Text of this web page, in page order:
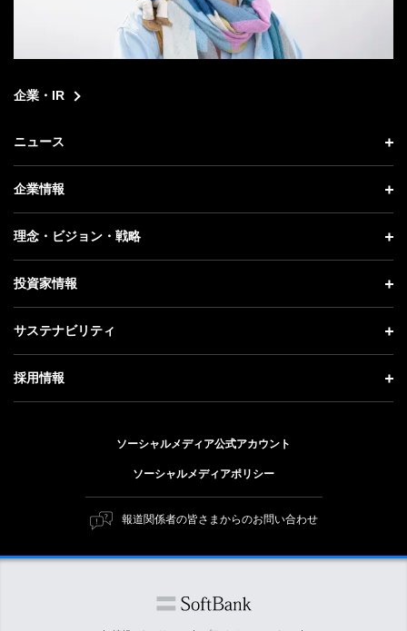
企業・IR
ニュース
ニュース トップ
プレスリリース
更新情報
記者説明会
企業情報
企業情報 トップ
社長メッセージ
事業紹介
ガバナンス
理念・ビジョン・戦略
理念・ビジョン・戦略 トップ
成長戦略「Activate AI for Society」
人材戦略
投資家情報
投資家情報 トップ
経営方針
個人投資家の皆さまへ
株式と社債について
サステナビリティ
サステナビリティ トップ
トップメッセージ
ESG方針・体制
マテリアリティ（重要課題）
ESGの主な取り組み
採用情報
障がい者採用
ソフトバンク クルー採用
ソーシャルメディア公式アカウント
ソーシャルメディアポリシー
報道関係者の皆さまからのお問い合わせ